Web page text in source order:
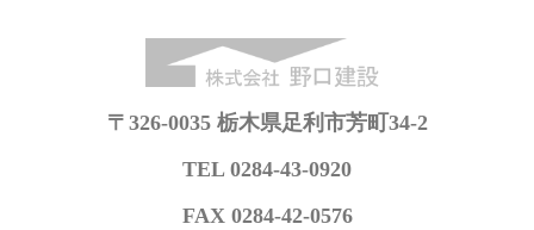
〒326-0035 栃木県足利市芳町34-2
TEL 0284-43-0920
FAX 0284-42-0576